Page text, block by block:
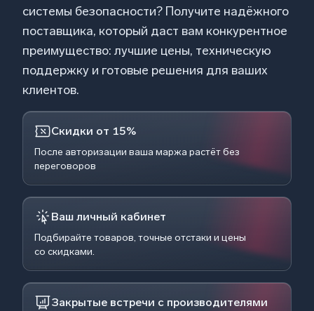
системы безопасности? Получите надёжного
поставщика, который даст вам конкурентное
преимущество: лучшие цены, техническую
поддержку и готовые решения для ваших
клиентов.
Скидки от 15%
После авторизации ваша маржа растёт без
переговоров
Ваш личный кабинет
Подбирайте товаров, точные отстаки и цены
со скидками.
Закрытые встречи с производителями